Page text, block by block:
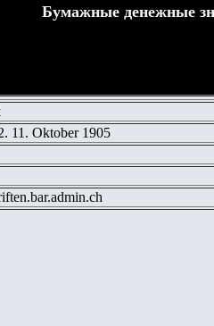
Бумажные денежные
11. Oktober 1905